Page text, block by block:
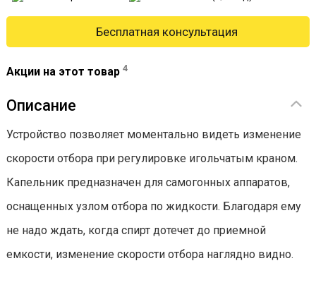
Бесплатная консультация
Акции на этот товар 4
Описание
Устройство позволяет моментально видеть изменение
скорости отбора при регулировке игольчатым краном.
Капельник предназначен для самогонных аппаратов,
оснащенных узлом отбора по жидкости. Благодаря ему
не надо ждать, когда спирт дотечет до приемной
емкости, изменение скорости отбора наглядно видно.